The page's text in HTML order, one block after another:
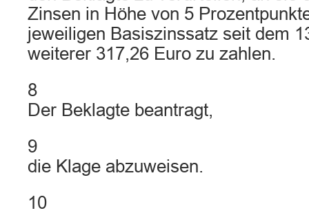
Zinsen in Höhe von 5
jeweiligen Basiszinssatz seit dem
weiterer 317,26 Euro zu zahlen.
8
Der Beklagte beantragt,
9
die Klage abzuweisen.
10